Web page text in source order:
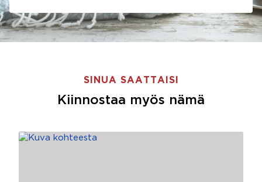
SINUA SAATTAISI
Kiinnostaa myös nämä